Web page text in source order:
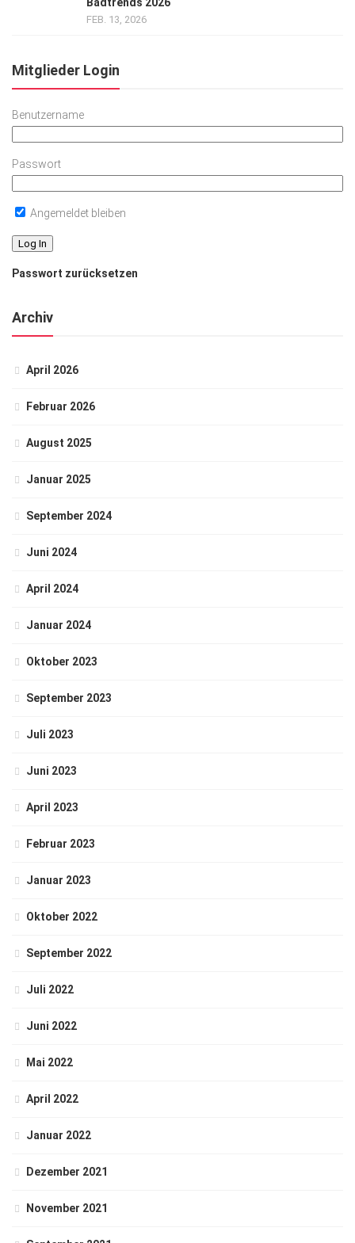
FEB. 13, 2026
Mitglieder Login
Benutzername
Passwort
Angemeldet bleiben
Passwort zurücksetzen
Archiv
April 2026
Februar 2026
August 2025
Januar 2025
September 2024
Juni 2024
April 2024
Januar 2024
Oktober 2023
September 2023
Juli 2023
Juni 2023
April 2023
Februar 2023
Januar 2023
Oktober 2022
September 2022
Juli 2022
Juni 2022
Mai 2022
April 2022
Januar 2022
Dezember 2021
November 2021